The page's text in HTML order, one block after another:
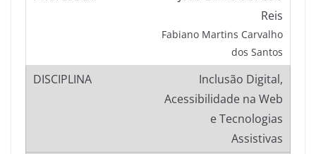
Reis
Fabiano Martins Carvalho
dos Santos
Inclusão Digital,
Acessibilidade na Web
e Tecnologias
Assistivas